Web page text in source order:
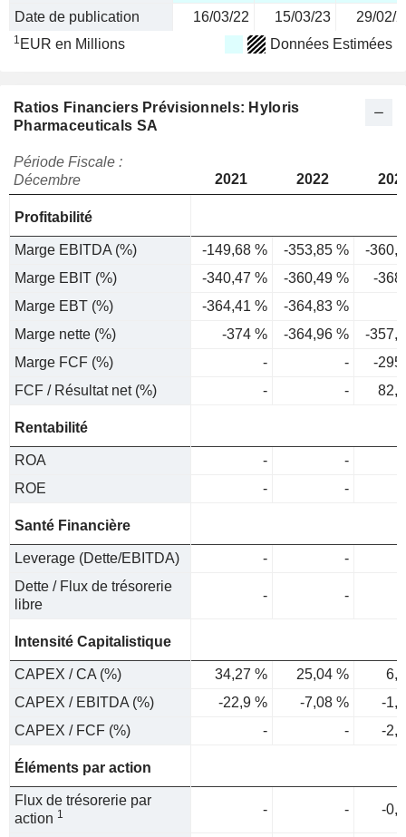
Date de publication 16/03/22 15/03/23 29/02/
1 EUR en Millions Données Estimées
Ratios Financiers Prévisionnels: Hyloris
Pharmaceuticals SA
Période Fiscale :
Décembre
2021 2022
Profitabilité
Marge EBITDA (%) -149,68 % -353,85 %
-
Marge EBIT (%)
-340,47 % -360,49 %
-
Marge EBT (%)
-364,41 %
-364,83 %
Marge nette (%)
-374 % -364,96 %
-
Marge FCF (%)
- -
-
FCF / Résultat net (%)
- -
Rentabilité
ROA -
-
ROE
- -
Santé Financière
Leverage (Dette/EBITDA) -
-
Dette / Flux de trésorerie
libre
- -
Intensité Capitalistique
CAPEX / CA (%) 34,27 % 25,04 %
CAPEX / EBITDA (%)
-22,9 % -7,08 %
-
CAPEX / FCF (%)
- - -
Éléments par action
Flux de trésorerie par
action 1 - - -